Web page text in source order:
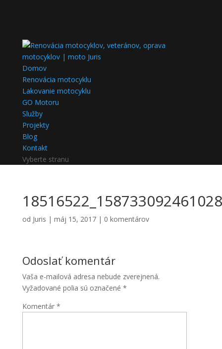
Domov
Renovácia motocyklu
Lakovanie motocyklu
GO Motoru
Služby
Projekty
Blog
Kontakt
Vyberte stranu
od Juris | máj 15, 2017| 0 komentárov
Odoslať komentár
Vaša e-mailová adresa nebude zverejnená.
Vyžadované polia sú označené *
Komentár *